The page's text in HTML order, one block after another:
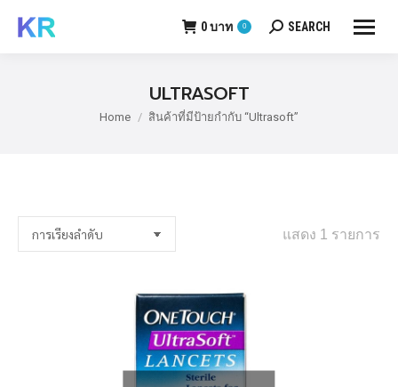
0บาท 0 Search:
SEARCH
ULTRASOFT
You are here:
Home สินค้าที่มีป้ายกำกับ “Ultrasoft”
แสดง 1 รายการ